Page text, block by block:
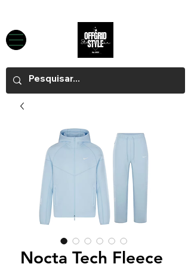
Nocta Tech Fleece